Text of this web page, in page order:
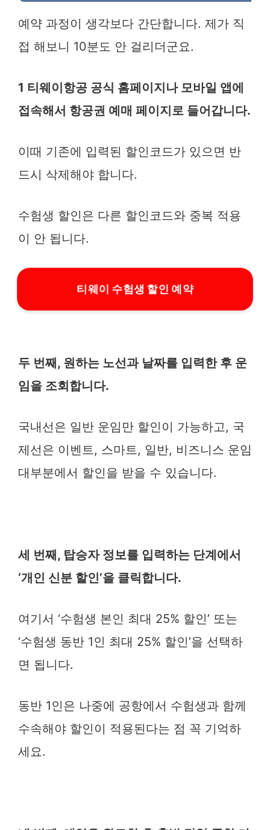
예약 과정이 생각보다 간단합니다. 제가 직
접 해보니 10분도 안 걸리더군요.
1 티웨이항공 공식 홈페이지나 모바일 앱에
접속해서 항공권 예매 페이지로 들어갑니다.
이때 기존에 입력된 할인코드가 있으면 반
드시 삭제해야 합니다.
수험생 할인은 다른 할인코드와 중복 적용
이 안 됩니다.
티웨이 수험생 할인 예약
두 번째, 원하는 노선과 날짜를 입력한 후 운
임을 조회합니다.
국내선은 일반 운임만 할인이 가능하고, 국
제선은 이벤트, 스마트, 일반, 비즈니스 운임
대부분에서 할인을 받을 수 있습니다.
세 번째, 탑승자 정보를 입력하는 단계에서
‘개인 신분 할인’을 클릭합니다.
여기서 ‘수험생 본인 최대 25% 할인’ 또는
‘수험생 동반 1인 최대 25% 할인’을 선택하
면 됩니다.
동반 1인은 나중에 공항에서 수험생과 함께
수속해야 할인이 적용된다는 점 꼭 기억하
세요.